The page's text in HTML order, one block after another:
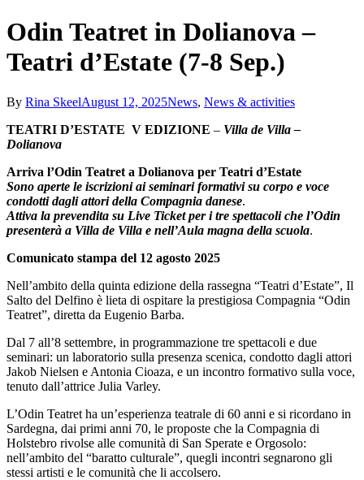
Odin Teatret in Dolianova –
Teatri d’Estate (7-8 Sep.)
By Rina SkeelAugust 12, 2025News, News & activities
TEATRI D’ESTATE V EDIZIONE – Villa de Villa –
Dolianova
Arriva l’Odin Teatret a Dolianova per Teatri d’Estate
Sono aperte le iscrizioni ai seminari formativi su corpo e voce
condotti dagli attori della Compagnia danese.
Attiva la prevendita su Live Ticket per i tre spettacoli che l’Odin
presenterà a Villa de Villa e nell’Aula magna della scuola.
Comunicato stampa del 12 agosto 2025
Nell’ambito della quinta edizione della rassegna “Teatri d’Estate”, Il
Salto del Delfino è lieta di ospitare la prestigiosa Compagnia “Odin
Teatret”, diretta da Eugenio Barba.
Dal 7 all’8 settembre, in programmazione tre spettacoli e due
seminari: un laboratorio sulla presenza scenica, condotto dagli attori
Jakob Nielsen e Antonia Cioaza, e un incontro formativo sulla voce,
tenuto dall’attrice Julia Varley.
L’Odin Teatret ha un’esperienza teatrale di 60 anni e si ricordano in
Sardegna, dai primi anni 70, le proposte che la Compagnia di
Holstebro rivolse alle comunità di San Sperate e Orgosolo:
nell’ambito del “baratto culturale”, quegli incontri segnarono gli
stessi artisti e le comunità che li accolsero.